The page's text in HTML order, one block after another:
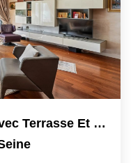
Neuilly : 80 M² Lumineux Avec Terrasse Et Vue Sans Vis-À-Vis